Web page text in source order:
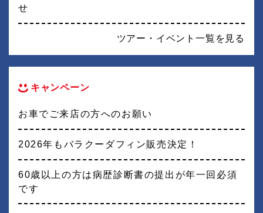
せ
ツアー・イベント一覧を見る
キャンペーン
お車でご来店の方へのお願い
2026年もバラクーダフィン販売決定！
60歳以上の方は病歴診断書の提出が年一回必須
です